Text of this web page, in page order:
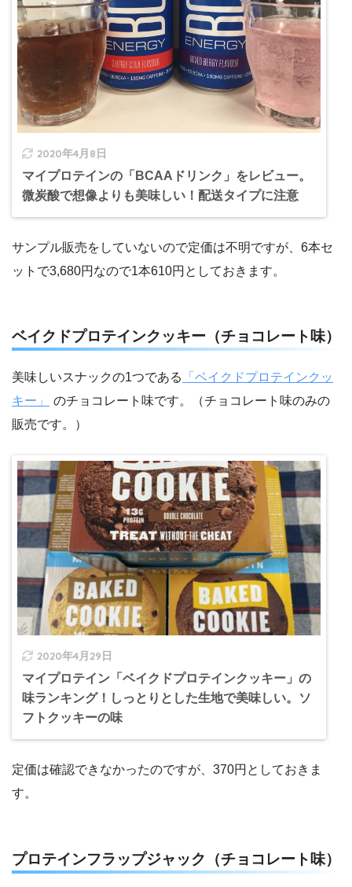
2020年4月8日
マイプロテインの「BCAAドリンク」をレビュー。
微炭酸で想像よりも美味しい！配送タイプに注意
サンプル販売をしていないので定価は不明ですが、6本セ
ットで3,680円なので1本610円としておきます。
ベイクドプロテインクッキー（チョコレート味）
美味しいスナックの1つである
「ベイクドプロテインクッ
キー」
のチョコレート味です。（チョコレート味のみの
販売です。）
2020年4月29日
マイプロテイン「ベイクドプロテインクッキー」の
味ランキング！しっとりとした生地で美味しい。ソ
フトクッキーの味
定価は確認できなかったのですが、370円としておきま
す。
プロテインフラップジャック（チョコレート味）